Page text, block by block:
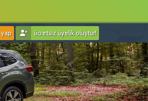
yap ücretsiz üyelik oluştur!